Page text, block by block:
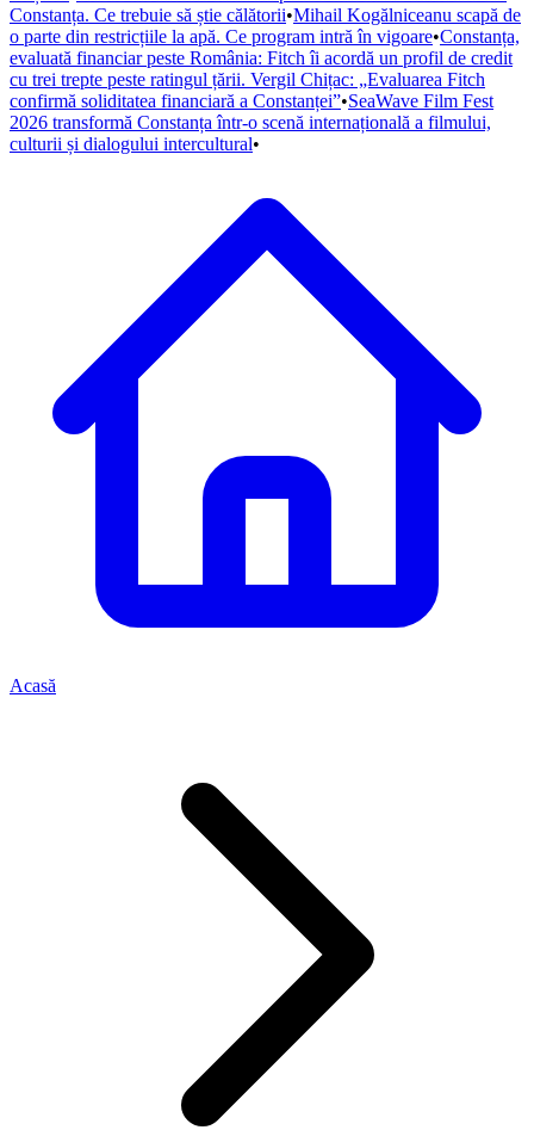
Constanța. Ce trebuie să știe călătorii•Mihail Kogălniceanu scapă de
o parte din restricțiile la apă. Ce program intră în vigoare•Constanța,
evaluată financiar peste România: Fitch îi acordă un profil de credit
cu trei trepte peste ratingul țării. Vergil Chițac: „Evaluarea Fitch
confirmă soliditatea financiară a Constanței”•SeaWave Film Fest
2026 transformă Constanța într-o scenă internațională a filmului,
culturii și dialogului intercultural•
Acasă